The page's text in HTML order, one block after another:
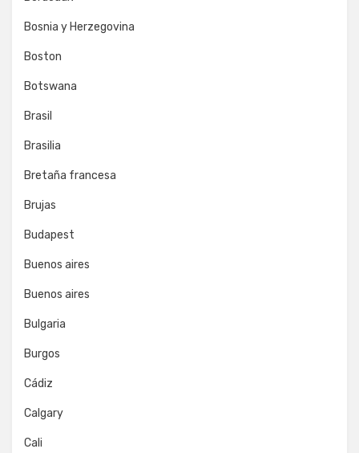
Bosnia y Herzegovina
Boston
Botswana
Brasil
Brasilia
Bretaña francesa
Brujas
Budapest
Buenos aires
Buenos aires
Bulgaria
Burgos
Cádiz
Calgary
Cali